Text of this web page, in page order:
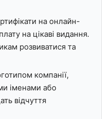
на онлайн-
на цікаві видання.
розвиватися та
компанії,
іменами або
відчуття